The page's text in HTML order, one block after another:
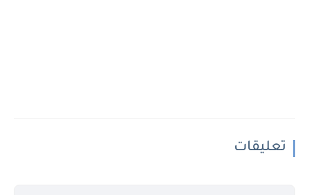
تعليقات